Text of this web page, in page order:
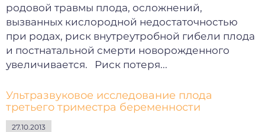
родовой травмы плода, осложнений,
вызванных кислородной недостаточностью
при родах, риск внутреутробной гибели плода
и постнатальной смерти новорожденного
увеличивается. Риск потеря...
Ультразвуковое исследование плода
третьего триместра беременности
27.10.2013